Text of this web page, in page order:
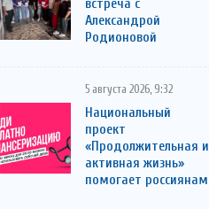
встреча с
Александрой
Родионовой
5 августа 2026, 9:32
Национальный
проект
«Продолжительная и
активная жизнь»
помогает россиянам